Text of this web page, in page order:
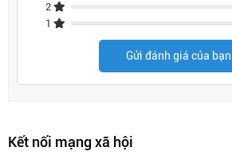
2
1
Gửi đánh giá của bạn
Kết nối mạng xã hội